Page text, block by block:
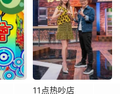
11点热吵店